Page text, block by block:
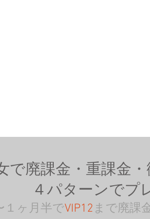
で廃課金・重課金
４パターンでプ
１ヶ月半でVIP12 まで廃課